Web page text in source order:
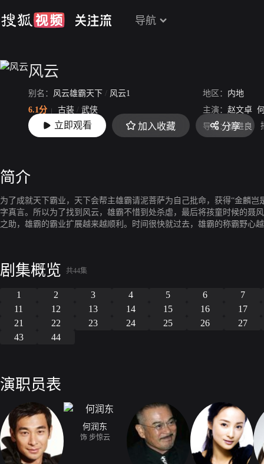
导航
风云
别名： 风云雄霸天下 / 风云1 地区： 内地
6.1分
古装 / 武侠 主演： 赵文卓
上映： 2002 导演：徐进良
立即观看 加入收藏 分享
简介
为了成就天下霸业，天下会帮主雄霸请泥菩萨为自己批命，获得“金麟岂
字真言。所以为了找到风云，雄霸不惜到处杀虐，最后将孩童时候的聂
之助，雄霸的霸业扩展越来越顺利。时间很快就过去，雄霸的称霸野心
杀父之仇，而步惊云也因雄霸的步步紧逼对雄霸愤恨有加。最终步惊云
剧集概览 共44集
1 2 3 4 5 6
7
11
12 13 14 15 16
17
21
22 23 24 25 26
27
43
44
演职员表
何润东
饰 步惊云